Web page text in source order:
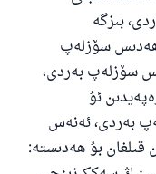
بىزگە
ھەدىس سۆزلەپ
سۆزلەپ بەردى،
ئۇ
بەردى، ئەنەس
قىلغان بۇ ھەدىستە: